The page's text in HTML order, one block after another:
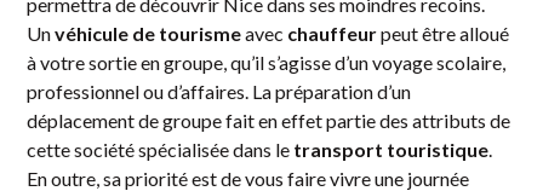
Unvéhicule de tourismeavec chauffeurpeut être alloué
à votre sortie en groupe, qu’il s’agisse d’un voyage scolaire,
professionnel ou d’affaires. La préparation d’un
déplacement de groupe fait en effet partie des attributs de
cette société spécialisée dans le transport touristique
En outre, sa priorité est de vous faire vivre une journée